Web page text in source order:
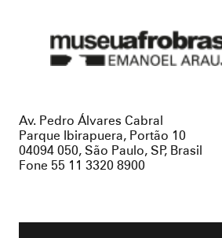
Museu
Av. Pedro Álvares Cabral
Parque Ibirapuera, Portão 10
04094 050, São Paulo, SP, Brasil
Fone 55 11 3320 8900